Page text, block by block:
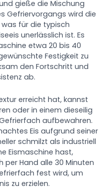
gieße die Mischung
Gefriervorgangs wird die
für die typisch
unerlässlich ist. Es
etwa 20 bis 40
Festigkeit zu
den Fortschritt und
ab.
erreicht hat, kannst
oder in einem dieseilig
aufbewahren.
Eis aufgrund seiner
schmilzt als industriell
Eismaschine hast,
per Hand alle 30 Minuten
fest wird, um
zu erzielen.